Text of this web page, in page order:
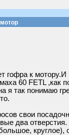
гофра к
60 FETL ,как
я так понимаю
свои
два отверстия.
круглое),